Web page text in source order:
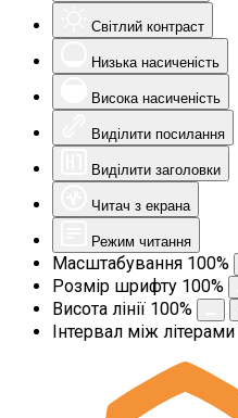
Світлий контраст
Низька насиченість
Висока насиченість
Виділити посилання
Виділити заголовки
Читач з екрана
Режим читання
Масштабування 100%
Розмір шрифту 100%
Висота лінії 100%
Інтервал між літерами